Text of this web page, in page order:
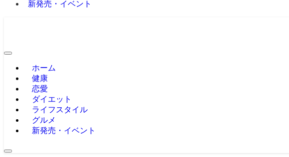
新発売・イベント
ホーム
健康
恋愛
ダイエット
ライフスタイル
グルメ
新発売・イベント